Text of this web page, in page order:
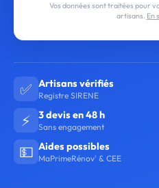
Vos données sont traitées pour
artisans. En
✅ Artisans vérifiés
Registre SIRENE
⚡ 3 devis en 48 h
Sans engagement
💵 Aides possibles
MaPrimeRénov' & CEE